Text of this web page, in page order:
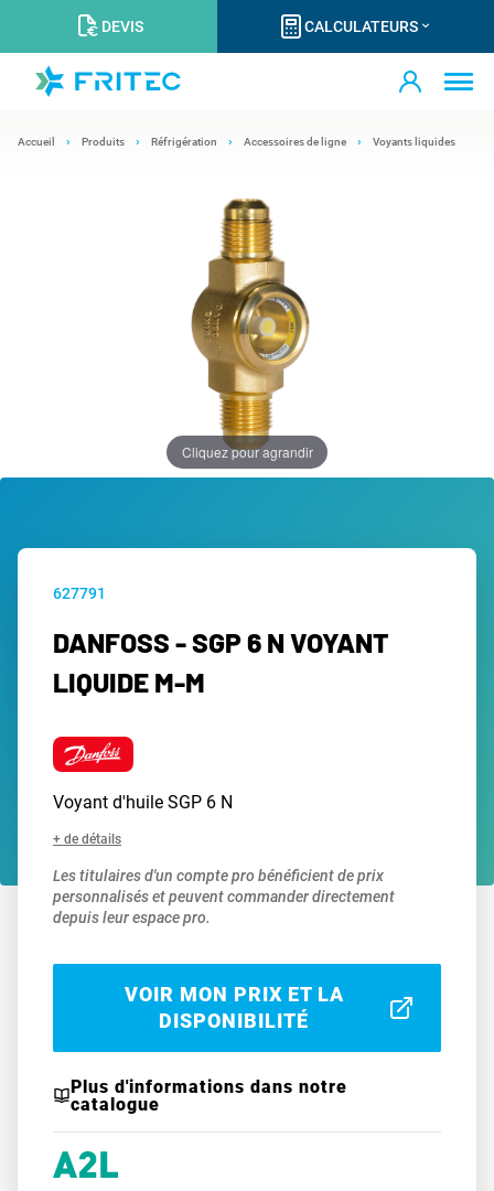
DEVIS CALCULATEURS
Accueil Produits Réfrigération Accessoires de ligne Voyants liquides
Cliquez pour agrandir
627791
DANFOSS - SGP 6 N VOYANT
LIQUIDE M-M
Voyant d'huile SGP 6 N
+ de détails
Les titulaires d'un compte pro bénéficient de prix
personnalisés et peuvent commander directement
depuis leur espace pro.
VOIR MON PRIX ET LA
DISPONIBILITÉ
Plus d'informations dans notre
catalogue